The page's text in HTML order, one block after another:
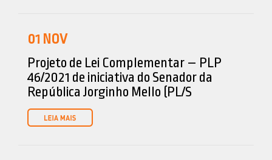
01 NOV
Projeto de Lei Complementar – PLP
46/2021 de iniciativa do Senador da
República Jorginho Mello (PL/S